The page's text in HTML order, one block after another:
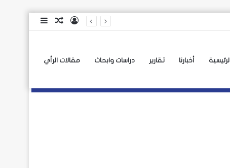
إضافةمقالتسجيل
الرئيسية أخبارنا تقارير دراسات وابحاث مقالات الرأي